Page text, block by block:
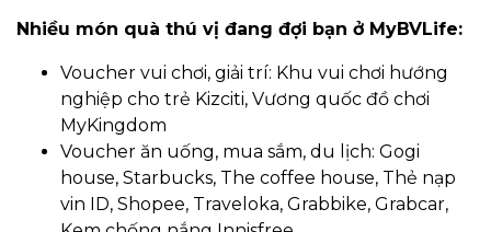
Nhiều món quà thú vị đang đợi bạn ở MyBVLife:
Voucher vui chơi, giải trí: Khu vui chơi hướng
nghiệp cho trẻ Kizciti, Vương quốc đồ chơi
MyKingdom
Voucher ăn uống, mua sắm, du lịch: Gogi
house, Starbucks, The coffee house, Thẻ nạp
vin ID, Shopee, Traveloka, Grabbike, Grabcar,